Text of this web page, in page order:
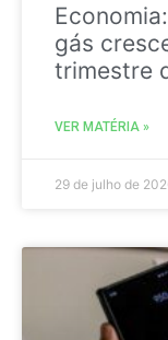
gás
trimestre
VER MATÉRIA »
29 de julho de